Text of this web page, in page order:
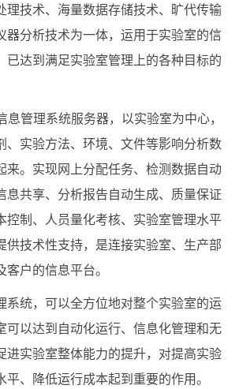
理技术、海量数据存储技术、旷代传输
器分析技术为一体，运用于实验室的信
已达到满足实验室管理上的各种目标的
息管理系统服务器，以实验室为中心，
、实验方法、环境、文件等影响分析数
来。实现网上分配任务、检测数据自动
息共享、分析报告自动生成、质量保证
控制、人员量化考核、实验室管理水平
供技术性支持，是连接实验室、生产部
户的信息平台。
系统，可以全方位地对整个实验室的运
可以达到自动化运行、信息化管理和无
进实验室整体能力的提升，对提高实验
、降低运行成本起到重要的作用。